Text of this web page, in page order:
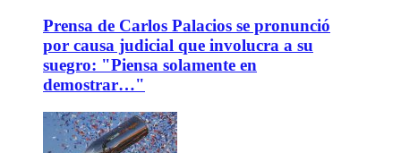
Prensa de Carlos Palacios se pronunció
por causa judicial que involucra a su
suegro: "Piensa solamente en
demostrar…"